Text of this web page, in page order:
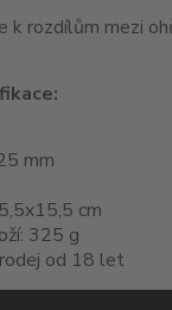
k rozdílům mezi
mm
cm
325 g
od 18 let